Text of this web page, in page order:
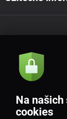
Akce a
Souhlasím se
Na
cookies